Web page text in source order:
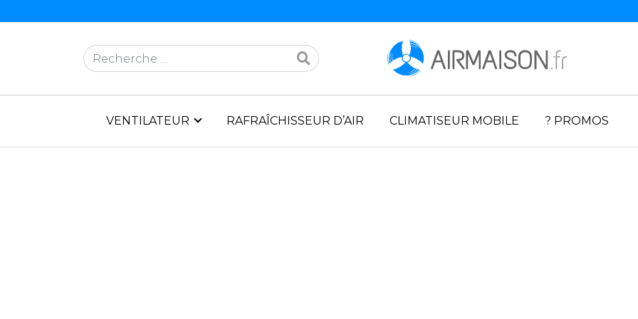
Rechercher
VENTILATEUR RAFRAÎCHISSEUR D’AIR CLIMATISEUR MOBILE ? PROMOS